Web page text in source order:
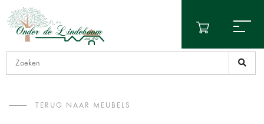
TERUG NAAR MEUBELS